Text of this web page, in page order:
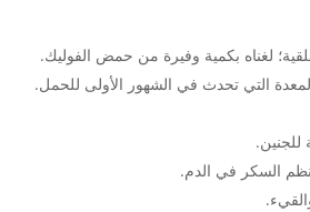
لغناه بكمية وفيرة من حمض الفوليك.
التي تحدث في الشهور الأولى للحمل.
للجنين.
السكر في الدم.